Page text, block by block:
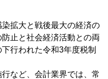
拡大と戦後最大の経済の
止と社会経済活動との両
行われた令和3年度税制
など、会計業界では、常